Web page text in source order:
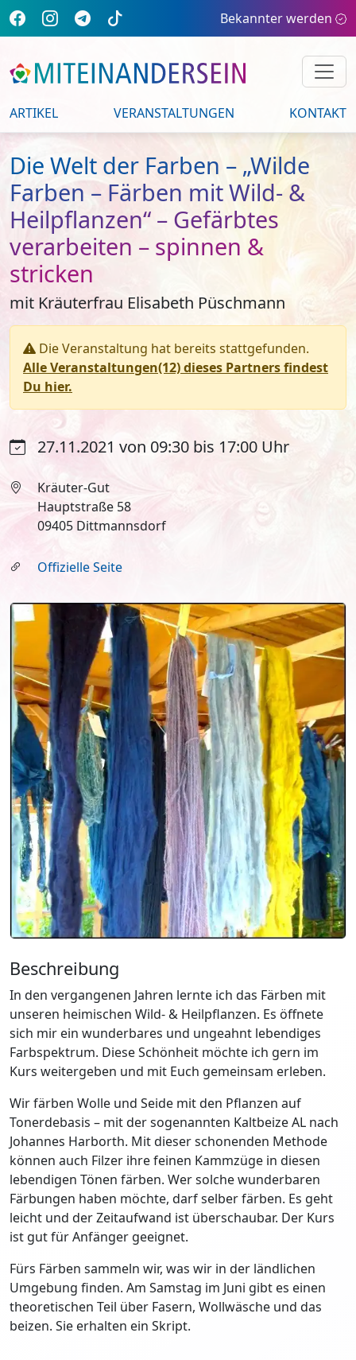
Bekannter werden
ARTIKEL VERANSTALTUNGEN KONTAKT
Die Welt der Farben – „Wilde
Farben – Färben mit Wild- &
Heilpflanzen“ – Gefärbtes
verarbeiten – spinnen &
stricken
mit Kräuterfrau Elisabeth Püschmann
Die Veranstaltung hat bereits stattgefunden.
Alle Veranstaltungen(12) dieses Partners findest
Du hier.
27.11.2021 von 09:30 bis 17:00 Uhr
Kräuter-Gut
Hauptstraße 58
09405 Dittmannsdorf
Offizielle Seite
Beschreibung
In den vergangenen Jahren lernte ich das Färben mit
unseren heimischen Wild- & Heilpflanzen. Es öffnete
sich mir ein wunderbares und ungeahnt lebendiges
Farbspektrum. Diese Schönheit möchte ich gern im
Kurs weitergeben und mit Euch gemeinsam erleben.
Wir färben Wolle und Seide mit den Pflanzen auf
Tonerdebasis – mit der sogenannten Kaltbeize AL nach
Johannes Harborth. Mit dieser schonenden Methode
können auch Filzer ihre feinen Kammzüge in diesen
lebendigen Tönen färben. Wer solche wunderbaren
Färbungen haben möchte, darf selber färben. Es geht
leicht und der Zeitaufwand ist überschaubar. Der Kurs
ist gut für Anfänger geeignet.
Fürs Färben sammeln wir, was wir in der ländlichen
Umgebung finden. Am Samstag im Juni gibt es einen
theoretischen Teil über Fasern, Wollwäsche und das
beizen. Sie erhalten ein Skript.